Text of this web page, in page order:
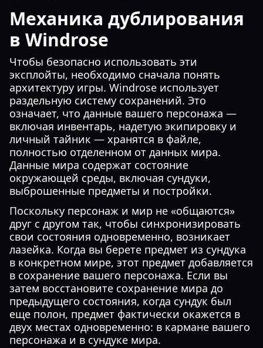
Механика дублирования
в Windrose
Чтобы безопасно использовать эти
эксплойты, необходимо сначала понять
архитектуру игры. Windrose использует
раздельную систему сохранений. Это
означает, что данные вашего персонажа —
включая инвентарь, надетую экипировку и
личный тайник — хранятся в файле,
полностью отделенном от данных мира.
Данные мира содержат состояние
окружающей среды, включая сундуки,
выброшенные предметы и постройки.
Поскольку персонаж и мир не «общаются»
друг с другом так, чтобы синхронизировать
свои состояния одновременно, возникает
лазейка. Когда вы берете предмет из сундука
в конкретном мире, этот предмет добавляется
в сохранение вашего персонажа. Если вы
затем восстановите сохранение мира до
предыдущего состояния, когда сундук был
еще полон, предмет фактически окажется в
двух местах одновременно: в кармане вашего
персонажа и в сундуке мира.